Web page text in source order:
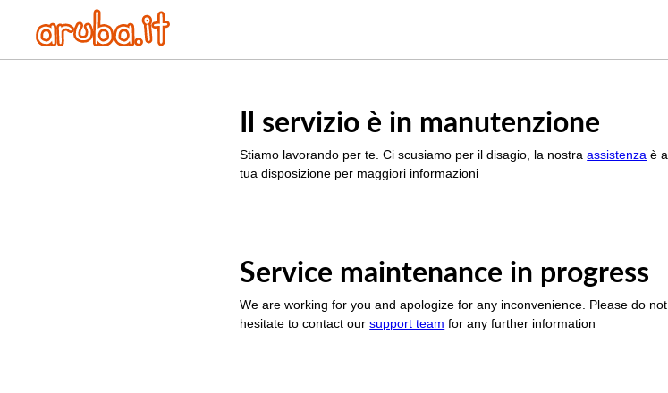
Il servizio è in manutenzione
Stiamo lavorando per te. Ci scusiamo per il disagio, la nostraassistenza è a
tua disposizione per maggiori informazioni
Service maintenance in progress
We are working for you and apologize for any inconvenience. Please do not
hesitate to contact oursupport team for any further information